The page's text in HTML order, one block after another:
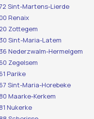
Sint-Martens-Lierde
Renaix
Zottegem
Sint-Maria-Latem
Nederzwalm-Hermelgem
Zegelsem
Parike
Sint-Maria-Horebeke
Maarke-Kerkem
Nukerke